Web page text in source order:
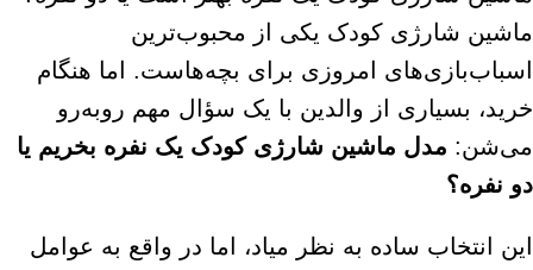
ماشین شارژی کودک یکی از محبوب‌ترین
اسباب‌بازی‌های امروزی برای بچه‌هاست. اما هنگام
خرید، بسیاری از والدین با یک سؤال مهم روبه‌رو
می‌شن: مدل ماشین شارژی کودک یک نفره بخریم یا
دو نفره؟
این انتخاب ساده به نظر میاد، اما در واقع به عوامل